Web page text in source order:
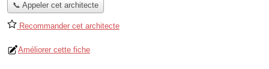
📞 Appeler cet architecte
Recommander cet architecte
Améliorer cette fiche